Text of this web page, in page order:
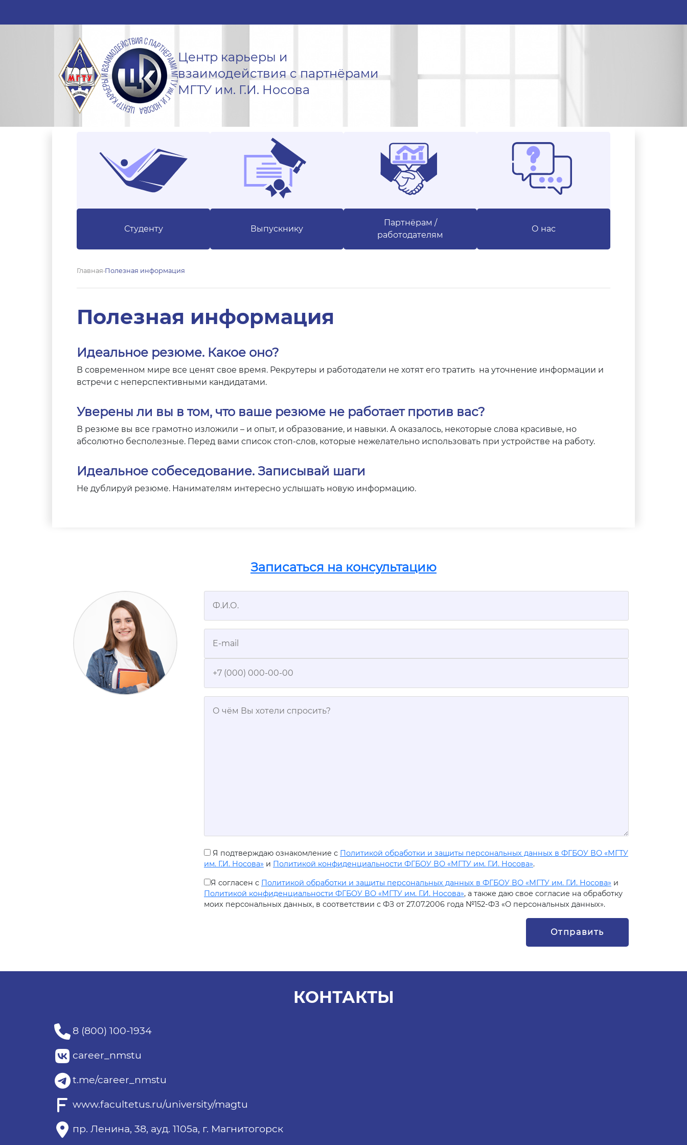
Центр карьеры и
взаимодействия с партнёрами
МГТУ им. Г.И. Носова
Студенту Выпускнику
Партнёрам /
работодателям
О нас
Главная·Полезная информация
Полезная информация
Идеальное резюме. Какое оно?
В современном мире все ценят свое время. Рекрутеры и работодатели не хотят его тратить на уточнение информации и
встречи с неперспективными кандидатами.
Уверены ли вы в том, что ваше резюме не работает против вас?
В резюме вы все грамотно изложили – и опыт, и образование, и навыки. А оказалось, некоторые слова красивые, но
абсолютно бесполезные. Перед вами список стоп-слов, которые нежелательно использовать при устройстве на работу.
Идеальное собеседование. Записывай шаги
Не дублируй резюме. Нанимателям интересно услышать новую информацию.
Записаться на консультацию
Я подтверждаю ознакомление с Политикой обработки и защиты персональных данных в ФГБОУ ВО «МГТУ
им. Г.И. Носова» и Политикой конфиденциальности ФГБОУ ВО «МГТУ им. Г.И. Носова».
Я согласен с Политикой обработки и защиты персональных данных в ФГБОУ ВО «МГТУ им. Г.И. Носова» и
Политикой конфиденциальности ФГБОУ ВО «МГТУ им. Г.И. Носова», а также даю свое согласие на обработку
моих персональных данных, в соответствии с ФЗ от 27.07.2006 года №152-ФЗ «О персональных данных».
КОНТАКТЫ
8 (800) 100-1934
career_nmstu
t.me/career_nmstu
www.facultetus.ru/university/magtu
пр. Ленина, 38, ауд. 1105а, г. Магнитогорск